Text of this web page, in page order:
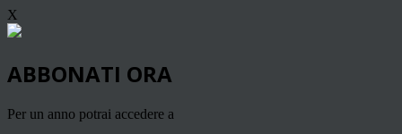
X
ABBONATI ORA
Per un anno potrai accedere a